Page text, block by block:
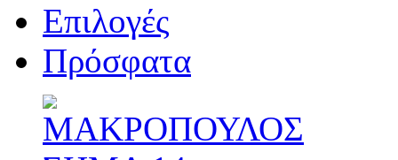
Επιλογές
Πρόσφατα